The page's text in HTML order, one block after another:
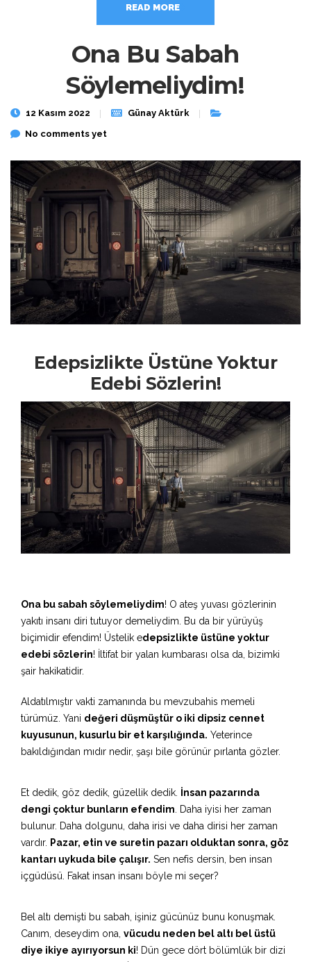
READ MORE
Ona Bu Sabah
Söylemeliydim!
12 Kasım 2022
Günay Aktürk
No comments yet
Edepsizlikte Üstüne Yoktur
Edebi Sözlerin!
Ona bu sabah söylemeliydim! O ateş yuvası gözlerinin
yakıtı insanı diri tutuyor demeliydim. Bu da bir yürüyüş
biçimidir efendim! Üstelik edepsizlikte üstüne yoktur
edebi sözlerin! İltifat bir yalan kumbarası olsa da, bizimki
şair hakikatidir.
Aldatılmıştır vakti zamanında bu mevzubahis memeli
türümüz. Yani değeri düşmüştür o iki dipsiz cennet
kuyusunun, kusurlu bir et karşılığında. Yeterince
bakıldığından mıdır nedir, şaşı bile görünür pırlanta gözler.
Et dedik, göz dedik, güzellik dedik. İnsan pazarında
dengi çoktur bunların efendim . Daha iyisi her zaman
bulunur. Daha dolgunu, daha irisi ve daha dirisi her zaman
vardır. Pazar, etin ve suretin pazarı olduktan sonra, göz
kantarı uykuda bile çalışır. Sen nefis dersin, ben insan
içgüdüsü. Fakat insan insanı böyle mi seçer?
Bel altı demişti bu sabah, işiniz gücünüz bunu konuşmak.
Canım, deseydim ona, vücudu neden bel altı bel üstü
diye ikiye ayırıyorsun ki! Dün gece dört bölümlük bir dizi